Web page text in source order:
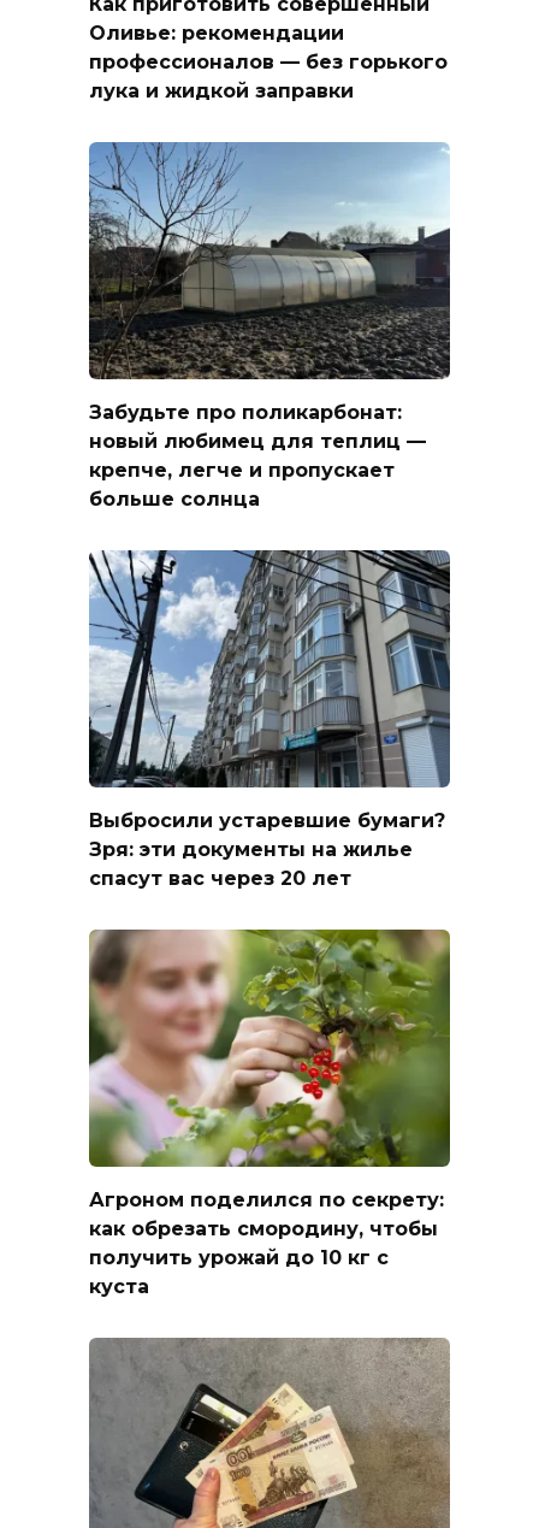
Оливье: рекомендации
профессионалов — без горького
лука и жидкой заправки
Забудьте про поликарбонат:
новый любимец для теплиц —
крепче, легче и пропускает
больше солнца
Выбросили устаревшие бумаги?
Зря: эти документы на жилье
спасут вас через 20 лет
Агроном поделился по секрету:
как обрезать смородину, чтобы
получить урожай до 10 кг с
куста